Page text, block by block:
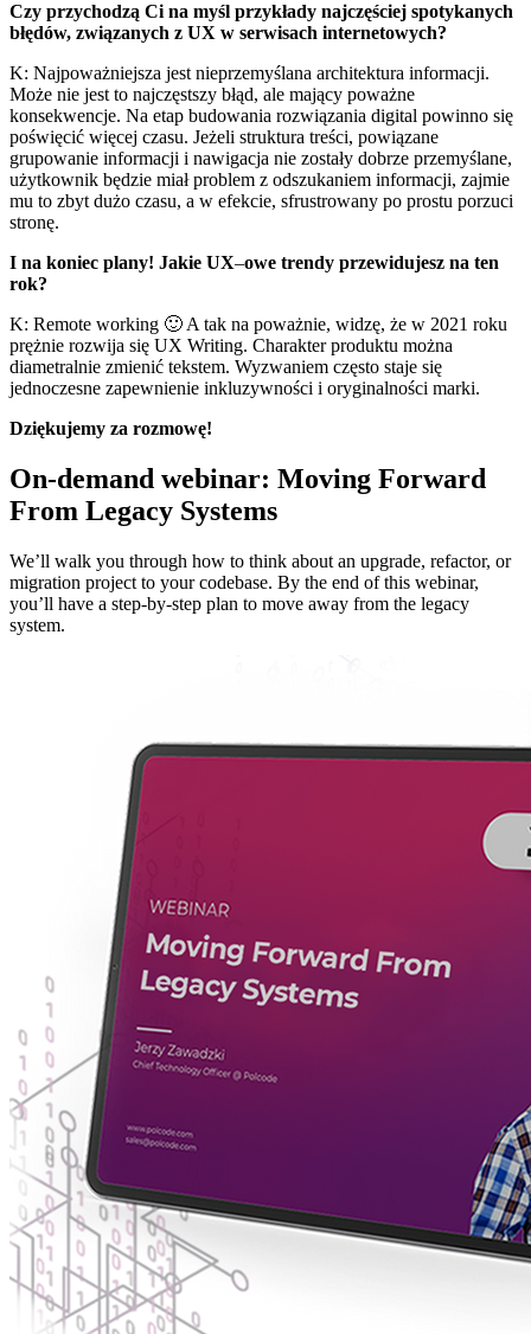
Czy przychodzą Ci na myśl przykłady najczęściej spotykanych
błędów, związanych z UX w serwisach internetowych?
K: Najpoważniejsza jest nieprzemyślana architektura informacji.
Może nie jest to najczęstszy błąd, ale mający poważne
konsekwencje. Na etap budowania rozwiązania digital powinno się
poświęcić więcej czasu. Jeżeli struktura treści, powiązane
grupowanie informacji i nawigacja nie zostały dobrze przemyślane,
użytkownik będzie miał problem z odszukaniem informacji, zajmie
mu to zbyt dużo czasu, a w efekcie, sfrustrowany po prostu porzuci
stronę.
I na koniec plany! Jakie UX–owe trendy przewidujesz na ten
rok?
K: Remote working 🙂 A tak na poważnie, widzę, że w 2021 roku
prężnie rozwija się UX Writing. Charakter produktu można
diametralnie zmienić tekstem. Wyzwaniem często staje się
jednoczesne zapewnienie inkluzywności i oryginalności marki.
Dziękujemy za rozmowę!
On-demand webinar: Moving Forward
From Legacy Systems
We’ll walk you through how to think about an upgrade, refactor, or
migration project to your codebase. By the end of this webinar,
you’ll have a step-by-step plan to move away from the legacy
system.